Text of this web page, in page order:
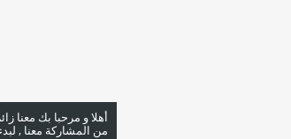
أهلا و مرحبا بك معنا
من المشاركة معنا ,